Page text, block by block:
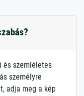
és szemléletes
személyre
adja meg a kép